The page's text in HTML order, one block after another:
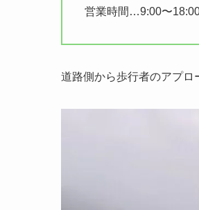
営業時間…9:00〜
道路側から歩行者のアプロ